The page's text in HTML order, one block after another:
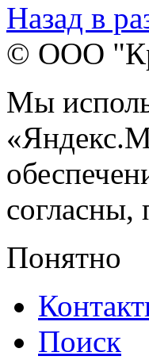
Назад в
© ООО
Мы
согласны,
Понятно
Поиск